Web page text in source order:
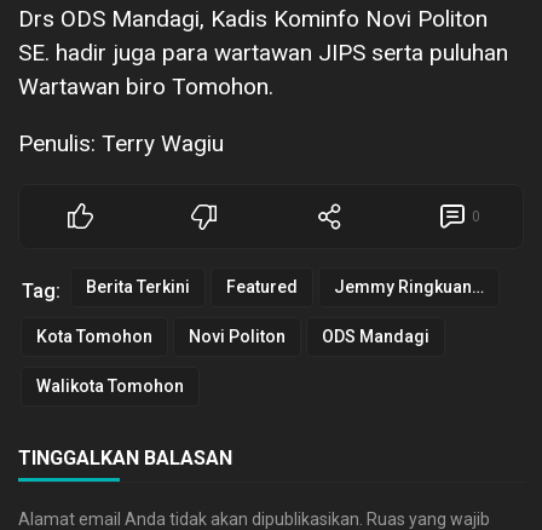
Drs ODS Mandagi, Kadis Kominfo Novi Politon
SE. hadir juga para wartawan JIPS serta puluhan
Wartawan biro Tomohon.
Penulis: Terry Wagiu
0
Tag: Berita Terkini Featured Jemmy Ringkuangan
Kota Tomohon Novi Politon ODS Mandagi
Walikota Tomohon
TINGGALKAN BALASAN
Alamat email Anda tidak akan dipublikasikan. Ruas yang wajib